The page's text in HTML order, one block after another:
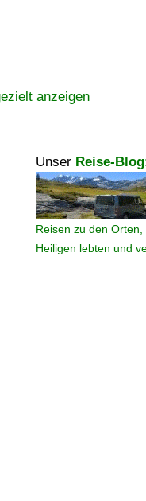
anzeigen
Unser Reise-Blog
Reisen zu den
Heiligen lebten und